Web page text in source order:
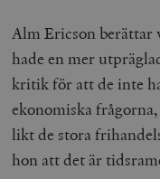
Alm Ericson berättar
hade en mer
kritik för att de inte
ekonomiska
likt de stora
hon att det är